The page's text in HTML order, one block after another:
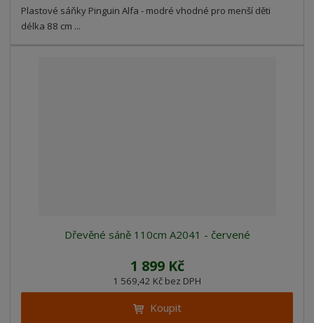
Plastové sáňky Pinguin Alfa - modré vhodné pro menší děti
délka 88 cm ...
Dřevěné sáně 110cm A2041 - červené
1 899 Kč
1 569,42 Kč bez DPH
Koupit